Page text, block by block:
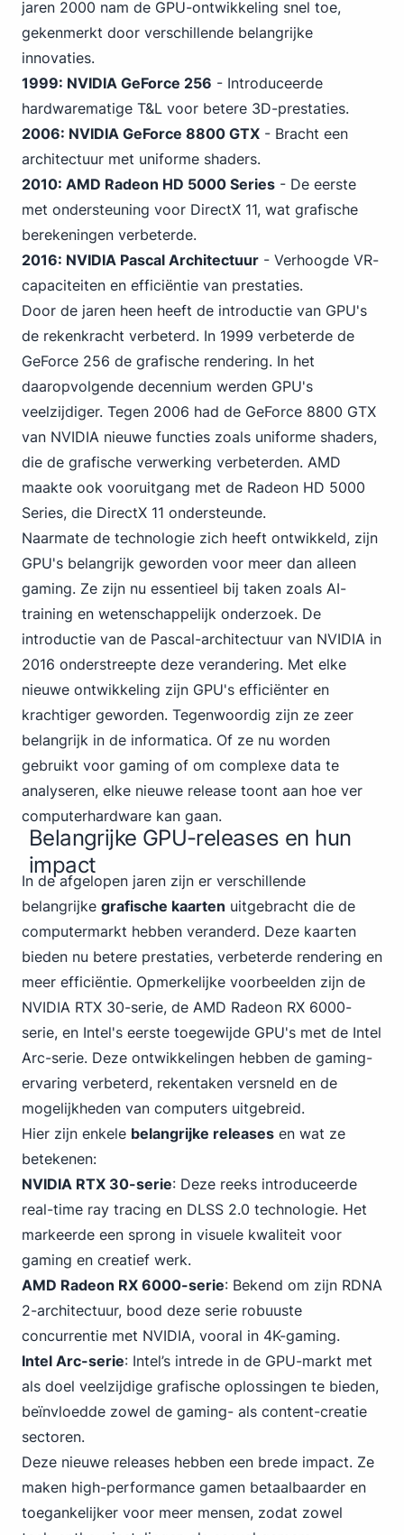
jaren 2000 nam de GPU-ontwikkeling snel toe,
gekenmerkt door verschillende belangrijke
innovaties.
1999: NVIDIA GeForce 256 - Introduceerde
hardwarematige T&L voor betere 3D-prestaties.
2006: NVIDIA GeForce 8800 GTX - Bracht een
architectuur met uniforme shaders.
2010: AMD Radeon HD 5000 Series - De eerste
met ondersteuning voor DirectX 11, wat grafische
berekeningen verbeterde.
2016: NVIDIA Pascal Architectuur - Verhoogde VR-
capaciteiten en efficiëntie van prestaties.
Door de jaren heen heeft de introductie van GPU's
de rekenkracht verbeterd. In 1999 verbeterde de
GeForce 256 de grafische rendering. In het
daaropvolgende decennium werden GPU's
veelzijdiger. Tegen 2006 had de GeForce 8800 GTX
van NVIDIA nieuwe functies zoals uniforme shaders,
die de grafische verwerking verbeterden. AMD
maakte ook vooruitgang met de Radeon HD 5000
Series, die DirectX 11 ondersteunde.
Naarmate de technologie zich heeft ontwikkeld, zijn
GPU's belangrijk geworden voor meer dan alleen
gaming. Ze zijn nu essentieel bij taken zoals AI-
training en wetenschappelijk onderzoek. De
introductie van de Pascal-architectuur van NVIDIA in
2016 onderstreepte deze verandering. Met elke
nieuwe ontwikkeling zijn GPU's efficiënter en
krachtiger geworden. Tegenwoordig zijn ze zeer
belangrijk in de informatica. Of ze nu worden
gebruikt voor gaming of om complexe data te
analyseren, elke nieuwe release toont aan hoe ver
computerhardware kan gaan.
Belangrijke GPU-releases en hun
impact
In de afgelopen jaren zijn er verschillende
belangrijke grafische kaarten uitgebracht die de
computermarkt hebben veranderd. Deze kaarten
bieden nu betere prestaties, verbeterde rendering en
meer efficiëntie. Opmerkelijke voorbeelden zijn de
NVIDIA RTX 30-serie, de AMD Radeon RX 6000-
serie, en Intel's eerste toegewijde GPU's met de Intel
Arc-serie. Deze ontwikkelingen hebben de gaming-
ervaring verbeterd, rekentaken versneld en de
mogelijkheden van computers uitgebreid.
Hier zijn enkele belangrijke releases en wat ze
betekenen:
NVIDIA RTX 30-serie: Deze reeks introduceerde
real-time ray tracing en DLSS 2.0 technologie. Het
markeerde een sprong in visuele kwaliteit voor
gaming en creatief werk.
AMD Radeon RX 6000-serie: Bekend om zijn RDNA
2-architectuur, bood deze serie robuuste
concurrentie met NVIDIA, vooral in 4K-gaming.
Intel Arc-serie: Intel’s intrede in de GPU-markt met
als doel veelzijdige grafische oplossingen te bieden,
beïnvloedde zowel de gaming- als content-creatie
sectoren.
Deze nieuwe releases hebben een brede impact. Ze
maken high-performance gamen betaalbaarder en
toegankelijker voor meer mensen, zodat zowel